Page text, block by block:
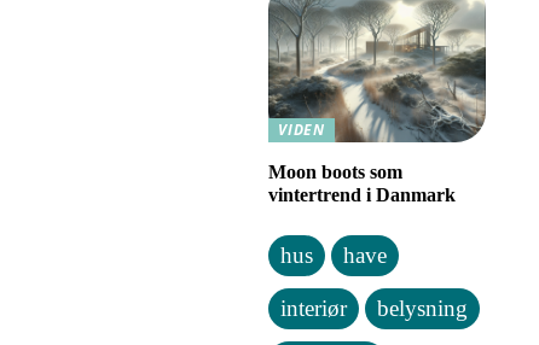
VIDEN
Moon boots som
vintertrend i Danmark
hus have
interiør belysning